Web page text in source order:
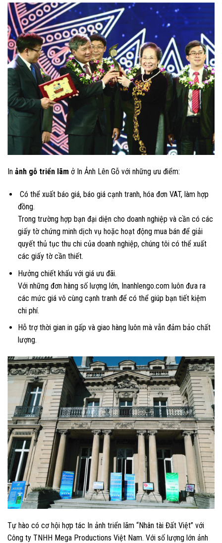
In ảnh gỗ triển lãm ở In Ảnh Lên Gỗ với những ưu điểm:
Có thể xuất báo giá, báo giá cạnh tranh, hóa đơn VAT, làm hợp
đồng.
Trong trường hợp bạn đại diện cho doanh nghiệp và cần có các
giấy tờ chứng minh dịch vụ hoặc hoạt động mua bán để giải
quyết thủ tục thu chi của doanh nghiệp, chúng tôi có thể xuất
các giấy tờ cần thiết.
Hưởng chiết khấu với giá ưu đãi.
Với những đơn hàng số lượng lớn, Inanhlengo.com luôn đưa ra
các mức giá vô cùng cạnh tranh để có thể giúp bạn tiết kiệm
chi phí.
Hỗ trợ thời gian in gấp và giao hàng luôn mà vẫn đảm bảo chất
lượng.
Tự hào có cơ hội hợp tác In ảnh triển lãm “Nhân tài Đất Việt” với
Công ty TNHH Mega Productions Việt Nam. Với số lượng lớn ảnh